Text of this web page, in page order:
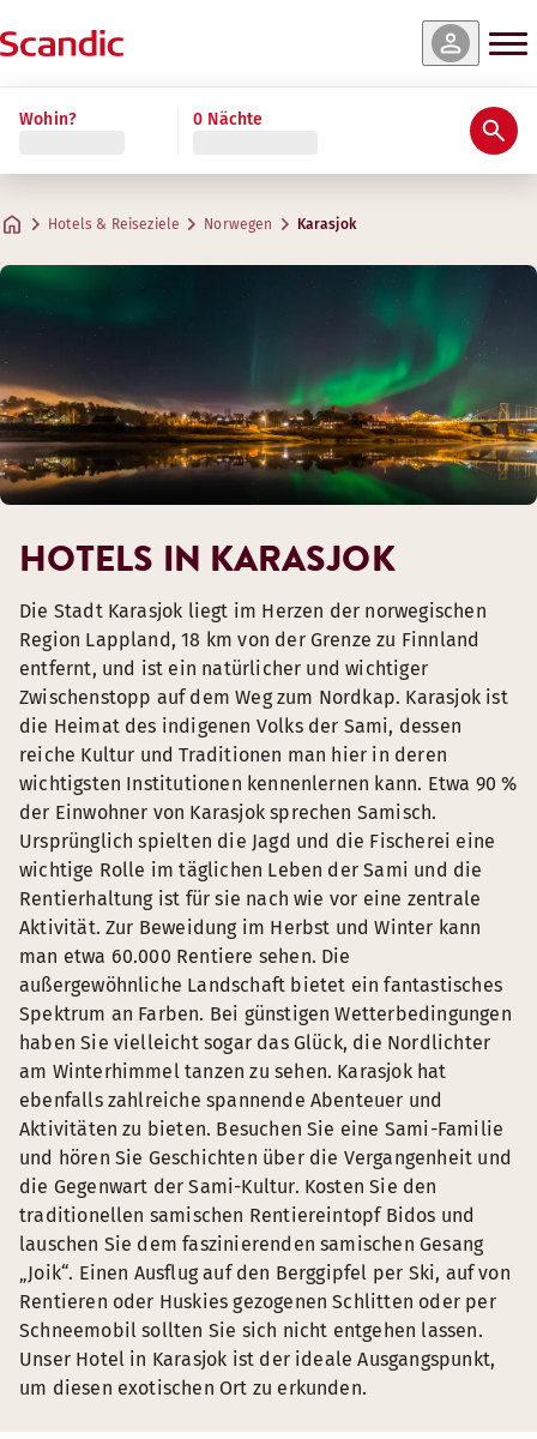
Wohin? 0 Nächte
Hotels & Reiseziele Norwegen Karasjok
HOTELS IN KARASJOK
Die Stadt Karasjok liegt im Herzen der norwegischen
Region Lappland, 18 km von der Grenze zu Finnland
entfernt, und ist ein natürlicher und wichtiger
Zwischenstopp auf dem Weg zum Nordkap. Karasjok ist
die Heimat des indigenen Volks der Sami, dessen
reiche Kultur und Traditionen man hier in deren
wichtigsten Institutionen kennenlernen kann. Etwa 90 %
der Einwohner von Karasjok sprechen Samisch.
Ursprünglich spielten die Jagd und die Fischerei eine
wichtige Rolle im täglichen Leben der Sami und die
Rentierhaltung ist für sie nach wie vor eine zentrale
Aktivität. Zur Beweidung im Herbst und Winter kann
man etwa 60.000 Rentiere sehen. Die
außergewöhnliche Landschaft bietet ein fantastisches
Spektrum an Farben. Bei günstigen Wetterbedingungen
haben Sie vielleicht sogar das Glück, die Nordlichter
am Winterhimmel tanzen zu sehen. Karasjok hat
ebenfalls zahlreiche spannende Abenteuer und
Aktivitäten zu bieten. Besuchen Sie eine Sami-Familie
und hören Sie Geschichten über die Vergangenheit und
die Gegenwart der Sami-Kultur. Kosten Sie den
traditionellen samischen Rentiereintopf Bidos und
lauschen Sie dem faszinierenden samischen Gesang
„Joik“. Einen Ausflug auf den Berggipfel per Ski, auf von
Rentieren oder Huskies gezogenen Schlitten oder per
Schneemobil sollten Sie sich nicht entgehen lassen.
Unser Hotel in Karasjok ist der ideale Ausgangspunkt,
um diesen exotischen Ort zu erkunden.